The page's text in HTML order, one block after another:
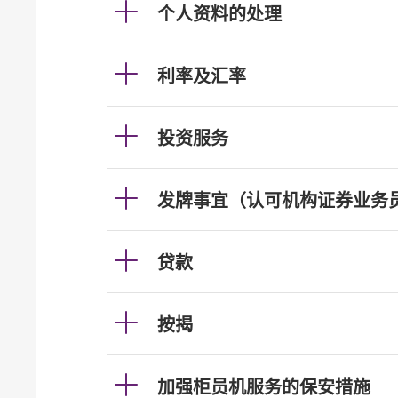
个人资料的处理
利率及汇率
投资服务
发牌事宜（认可机构证券业务
贷款
按揭
加强柜员机服务的保安措施